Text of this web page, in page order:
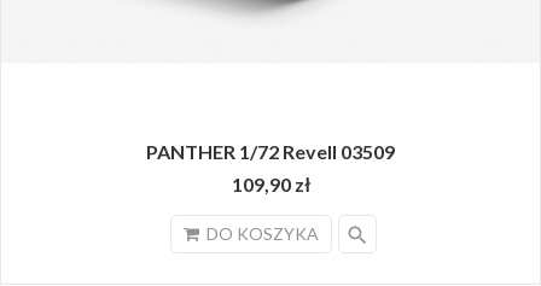
PANTHER 1/72 Revell 03509
109,90 zł
DO KOSZYKA search